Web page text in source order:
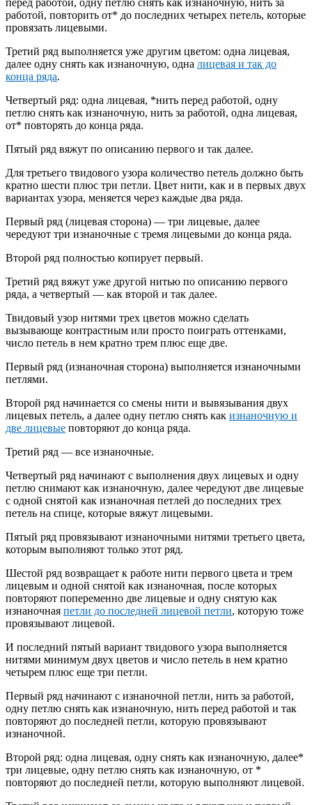
работой, повторить от* до последних четырех петель, которые
провязать лицевыми.
Третий ряд выполняется уже другим цветом: одна лицевая,
далее одну снять как изнаночную, одна лицевая и так до
конца ряда.
Четвертый ряд: одна лицевая, *нить перед работой, одну
петлю снять как изнаночную, нить за работой, одна лицевая,
от* повторять до конца ряда.
Пятый ряд вяжут по описанию первого и так далее.
Для третьего твидового узора количество петель должно быть
кратно шести плюс три петли. Цвет нити, как и в первых двух
вариантах узора, меняется через каждые два ряда.
Первый ряд (лицевая сторона) — три лицевые, далее
чередуют три изнаночные с тремя лицевыми до конца ряда.
Второй ряд полностью копирует первый.
Третий ряд вяжут уже другой нитью по описанию первого
ряда, а четвертый — как второй и так далее.
Твидовый узор нитями трех цветов можно сделать
вызывающе контрастным или просто поиграть оттенками,
число петель в нем кратно трем плюс еще две.
Первый ряд (изнаночная сторона) выполняется изнаночными
петлями.
Второй ряд начинается со смены нити и вывязывания двух
лицевых петель, а далее одну петлю снять как изнаночную и
две лицевые повторяют до конца ряда.
Третий ряд — все изнаночные.
Четвертый ряд начинают с выполнения двух лицевых и одну
петлю снимают как изнаночную, далее чередуют две лицевые
с одной снятой как изнаночная петлей до последних трех
петель на спице, которые вяжут лицевыми.
Пятый ряд провязывают изнаночными нитями третьего цвета,
которым выполняют только этот ряд.
Шестой ряд возвращает к работе нити первого цвета и трем
лицевым и одной снятой как изнаночная, после которых
повторяют попеременно две лицевые и одну снятую как
изнаночная петли до последней лицевой петли, которую тоже
провязывают лицевой.
И последний пятый вариант твидового узора выполняется
нитями минимум двух цветов и число петель в нем кратно
четырем плюс еще три петли.
Первый ряд начинают с изнаночной петли, нить за работой,
одну петлю снять как изнаночную, нить перед работой и так
повторяют до последней петли, которую провязывают
изнаночной.
Второй ряд: одна лицевая, одну снять как изнаночную, далее*
три лицевые, одну петлю снять как изнаночную, от *
повторяют до последней петли, которую выполняют лицевой.